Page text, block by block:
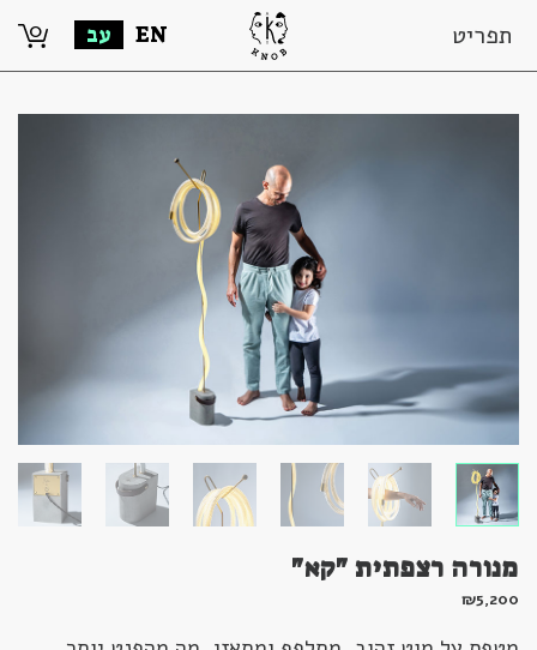
תפריט EN עב 0
מנורה רצפתית "קא"
₪5,200